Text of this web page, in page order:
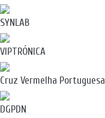
SYNLAB
VIPTRÓNICA
Cruz Vermelha Portuguesa
DGPDN